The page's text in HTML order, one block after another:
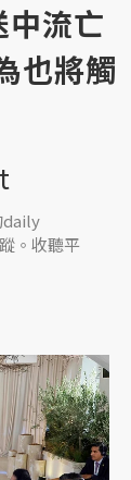
流亡
也將觸
daily
。收聽平